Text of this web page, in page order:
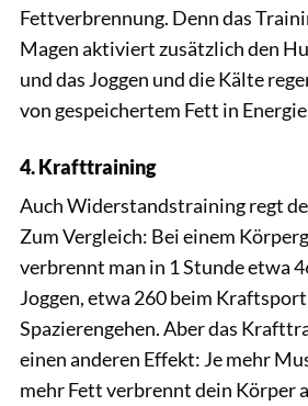
Fettverbrennung. Denn das
Magen aktiviert zusätzlich den
und das Joggen und die Kälte
von gespeichertem Fett in Energie
4. Krafttraining
Auch Widerstandstraining regt
Zum Vergleich: Bei einem
verbrennt man in 1 Stunde etwa
Joggen, etwa 260 beim
Spazierengehen. Aber das
einen anderen Effekt: Je mehr
mehr Fett verbrennt dein Körper